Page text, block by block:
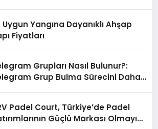
Uygun Yangına Dayanıklı Ahşap
Fiyatları
Grupları Nasıl Bulunur?:
Grup Bulma Sürecini Daha
Padel Court, Türkiye’de Padel
Güçlü Markası Olmayı